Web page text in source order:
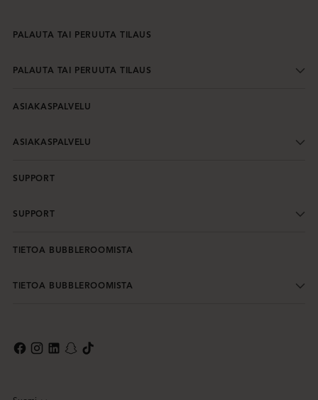
PALAUTA TAI PERUUTA TILAUS
PALAUTA TAI PERUUTA TILAUS
ASIAKASPALVELU
ASIAKASPALVELU
SUPPORT
SUPPORT
TIETOA BUBBLEROOMISTA
TIETOA BUBBLEROOMISTA